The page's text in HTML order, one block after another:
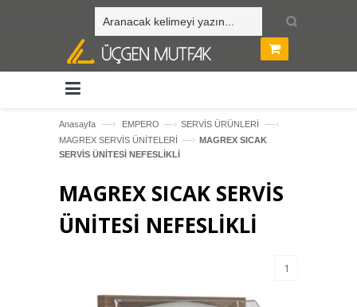
Anasayfa —› EMPERO —› SERVİS ÜRÜNLERİ —›
MAGREX SERVİS ÜNİTELERİ —› MAGREX SICAK
SERVİS ÜNİTESİ NEFESLİKLİ
MAGREX SICAK SERVİS
ÜNİTESİ NEFESLİKLİ
1